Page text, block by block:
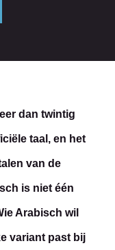
dan twintig
taal, en het
van de
is niet één
Arabisch wil
variant past bij